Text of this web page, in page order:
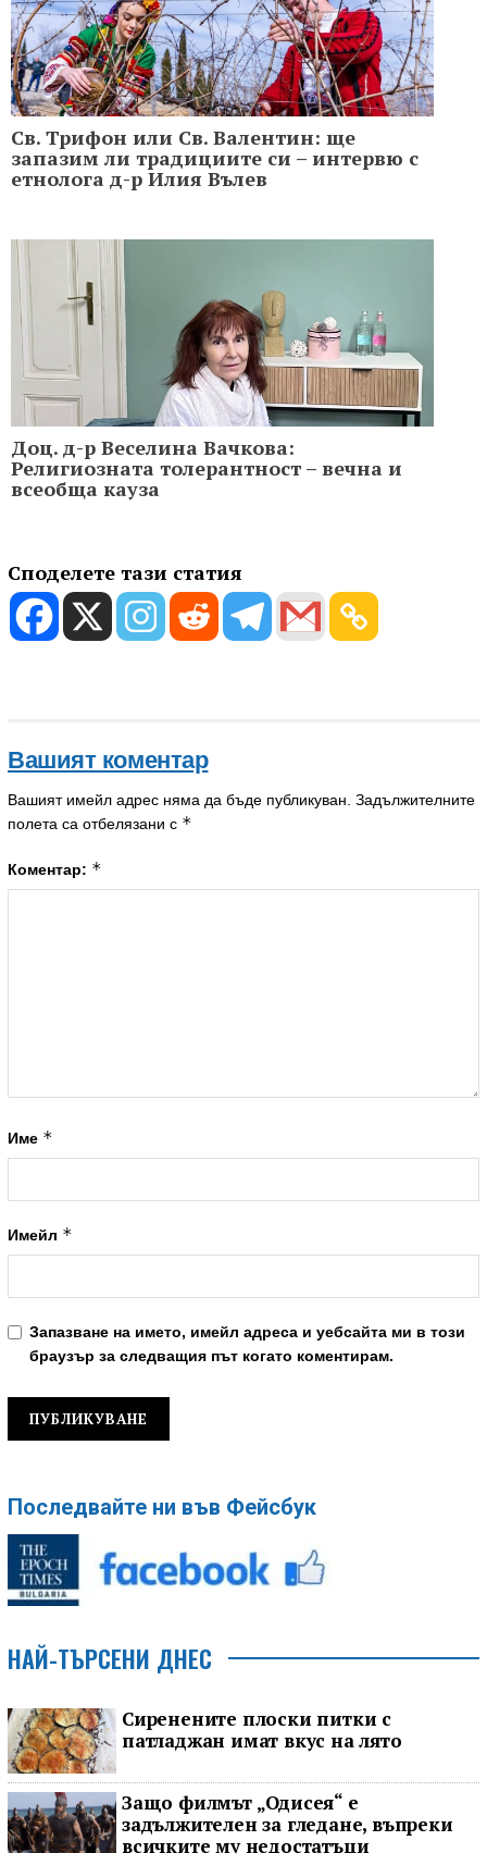
Св. Трифон или Св. Валентин: ще
запазим ли традициите си – интервю с
етнолога д-р Илия Вълев
Доц. д-р Веселина Вачкова:
Религиозната толерантност – вечна и
всеобща кауза
Споделете тази статия
Вашият коментар
Вашият имейл адрес няма да бъде публикуван. Задължителните
полета са отбелязани с *
Коментар: *
Име *
Имейл *
Запазване на името, имейл адреса и уебсайта ми в този
браузър за следващия път когато коментирам.
Последвайте ни във Фейсбук
НАЙ-ТЪРСЕНИ ДНЕС
Сиренените плоски питки с
патладжан имат вкус на лято
Защо филмът „Одисея“ е
задължителен за гледане, въпреки
всичките му недостатъци